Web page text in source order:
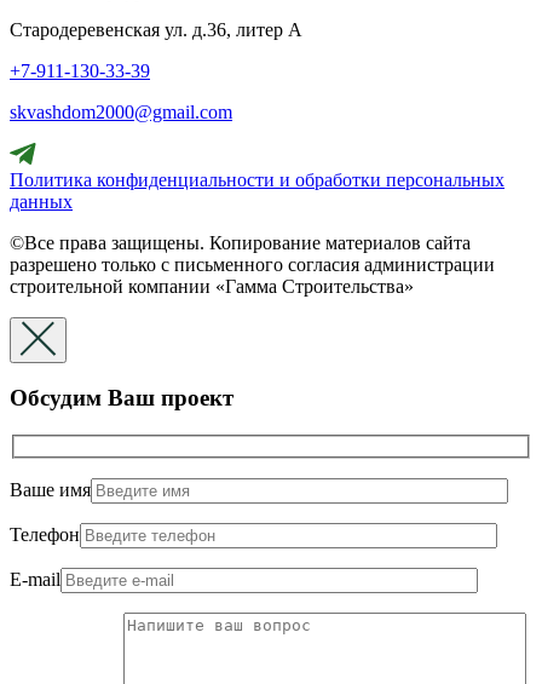
Стародеревенская ул. д.36, литер А
+7-911-130-33-39
skvashdom2000@gmail.com
Политика конфиденциальности и обработки персональных
данных
©Все права защищены. Копирование материалов сайта
разрешено только с письменного согласия администрации
строительной компании «Гамма Строительства»
Обсудим Ваш проект
Ваше имя
Телефон
E-mail